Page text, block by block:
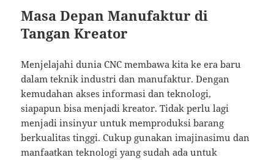
Masa Depan Manufaktur di
Tangan Kreator
Menjelajahi dunia CNC membawa kita ke era baru
dalam teknik industri dan manufaktur. Dengan
kemudahan akses informasi dan teknologi,
siapapun bisa menjadi kreator. Tidak perlu lagi
menjadi insinyur untuk memproduksi barang
berkualitas tinggi. Cukup gunakan imajinasimu dan
manfaatkan teknologi yang sudah ada untuk